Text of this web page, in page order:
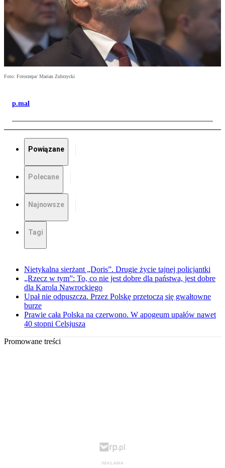
Foto: Fotorzepa/ Marian Zubrzycki
p.mal
Powiązane
Polecane
Najnowsze
Tagi
Nietykalna sierżant „Doris”. Drugie życie tajnej policjantki
„Rzecz w tym”: To, co nie jest dobre dla państwa, jest dobre
dla Karola Nawrockiego
Upał nie odpuszcza. Przez Polskę przetoczą się gwałtowne
burze
Prawie cała Polska na czerwono. W apogeum upałów nawet
40 stopni Celsjusza
Promowane treści